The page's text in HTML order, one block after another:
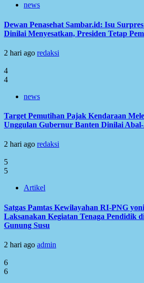
news
Dewan Penasehat Sambar.id: Isu
Dinilai Menyesatkan, Presiden Tetap
2 hari ago redaksi
4
4
news
Target Pemutihan Pajak Kendaraan
Unggulan Gubernur Banten Dinilai
2 hari ago redaksi
5
5
Artikel
Satgas Pamtas Kewilayahan RI-PNG
Laksanakan Kegiatan Tenaga Pendidik
Gunung Susu
2 hari ago admin
6
6